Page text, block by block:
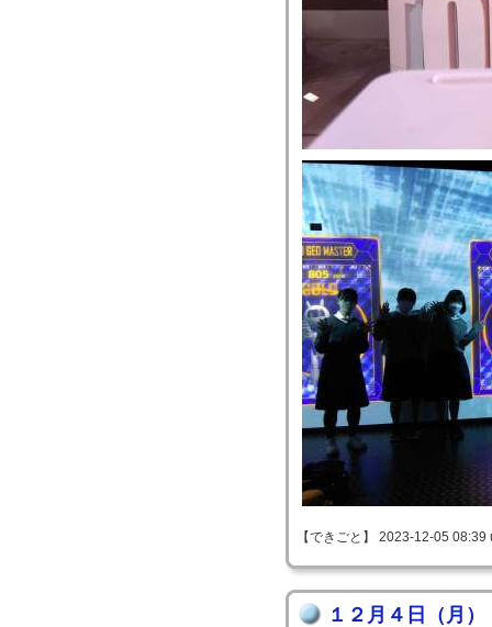
【できごと】 2023-12-05
１２月４日（月）